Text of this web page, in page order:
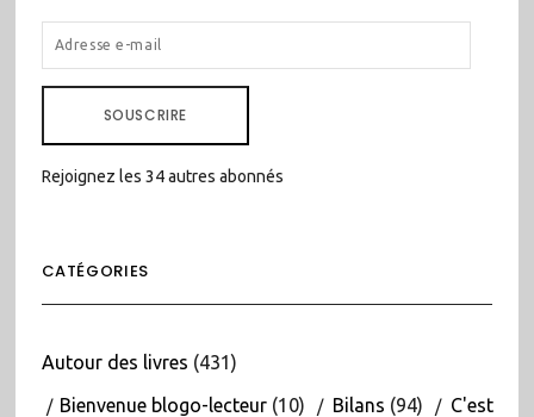
ADRESSE
E-
SOUSCRIRE
Rejoignez les 34 autres abonnés
CATÉGORIES
Autour des livres (431)
Bienvenue blogo-lecteur(10) Bilans (94) C'est